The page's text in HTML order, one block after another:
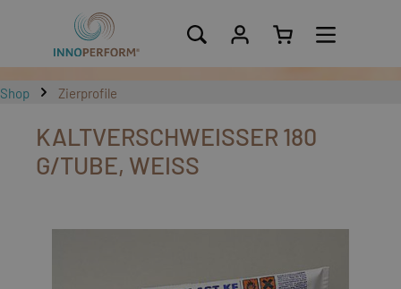
springen
Shop Zierprofile
KALTVERSCHWEISSER 180 G
/TUBE, WEISS